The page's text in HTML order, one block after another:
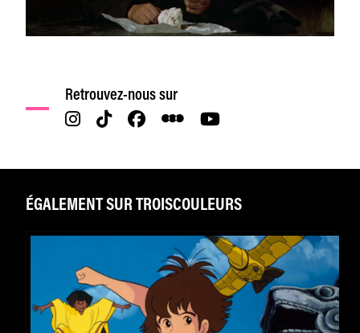
Retrouvez-nous sur
ÉGALEMENT SUR TROISCOULEURS